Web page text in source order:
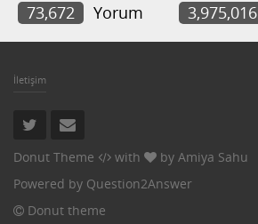
73,672
Yorum 3,975,016
İletişim
Donut Theme with by Amiya Sahu
Powered by Question2Answer
Donut theme